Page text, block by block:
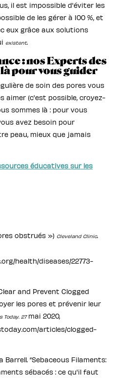
il est impossible d'éviter les
de les gérer à 100 %, et
eux grâce aux solutions
existent.
: nos Experts des
pour vous guider
de soin des pores vous
aimer (c'est possible, croyez-
sommes là : pour vous
avez besoin pour
peau, mieux que jamais
éducatives sur les
obstrués ») Cleveland Clinic.
health/diseases/22773-
and Prevent Clogged
les pores et prévenir leur
Today. 27mai 2020,
articles/clogged-
Barrell. “Sebaceous Filaments:
sébacés : ce qu'il faut